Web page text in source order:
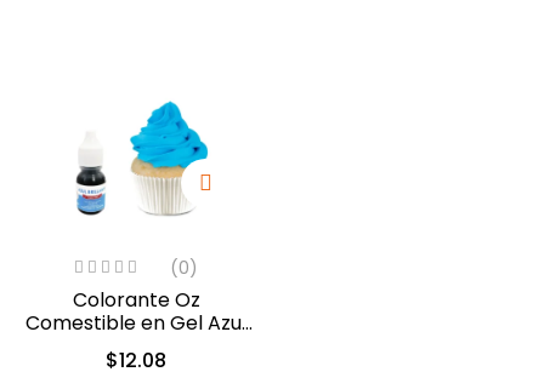
(0)
Colorante Oz
Comestible en Gel Azul
10ml (550)
$12.08